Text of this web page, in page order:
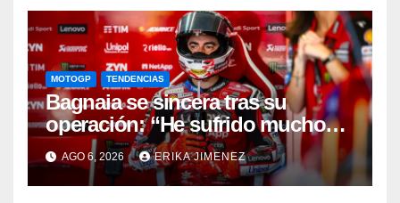
MOTOGP TENDENCIAS
Bagnaia se sincera tras su
operación: “He sufrido mucho
durante el último año y medio”
AGO 6, 2026 ERIKA JIMENEZ